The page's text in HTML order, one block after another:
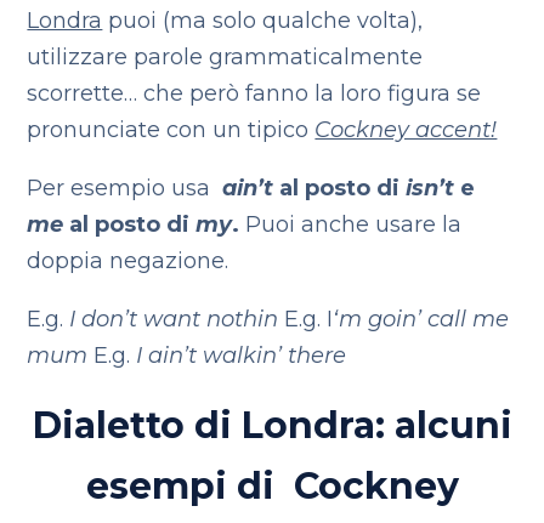
Londra puoi (ma solo qualche volta),
utilizzare parole grammaticalmente
scorrette… che però fanno la loro figura se
pronunciate con un tipico Cockney accent!
Per esempio usa ain’t al posto diisn’t e
me al posto dimy. Puoi anche usare la
doppia negazione.
E.g. I don’t want nothin E.g. I‘m goin’ call me
mum E.g. I ain’t walkin’ there
Dialetto di Londra: alcuni
esempi di Cockney